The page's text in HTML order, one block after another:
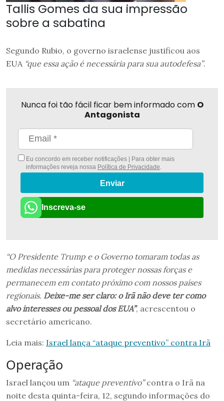
Tallis Gomes da sua impressão
sobre a sabatina
Segundo Rubio, o governo israelense justificou aos
EUA “que essa ação é necessária para sua autodefesa”.
Nunca foi tão fácil ficar bem informado com O
Antagonista
Eu concordo em receber notificações | Para obter mais
informações reveja nossa Política de Privacidade
Enviar
Inscreva-se
“O Presidente Trump e o Governo tomaram todas as
medidas necessárias para proteger nossas forças e
permanecem em contato próximo com nossos países
regionais. Deixe-me ser claro: o Irã não deve ter como
alvo interesses ou pessoal dos EUA”, acrescentou o
secretário americano.
Leia mais: Israel lança “ataque preventivo” contra Irã
Operação
Israel lançou um “ataque preventivo”contra o Irã na
noite desta quinta-feira, 12, segundo informações do